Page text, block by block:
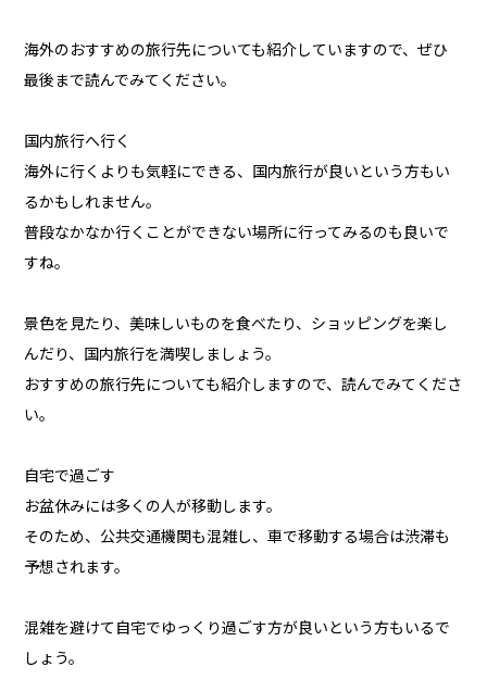
海外のおすすめの旅行先についても紹介していますので、ぜひ
最後まで読んでみてください。
国内旅行へ行く
海外に行くよりも気軽にできる、国内旅行が良いという方もい
るかもしれません。
普段なかなか行くことができない場所に行ってみるのも良いで
すね。
景色を見たり、美味しいものを食べたり、ショッピングを楽し
んだり、国内旅行を満喫しましょう。
おすすめの旅行先についても紹介しますので、読んでみてくださ
い。
自宅で過ごす
お盆休みには多くの人が移動します。
そのため、公共交通機関も混雑し、車で移動する場合は渋滞も
予想されます。
混雑を避けて自宅でゆっくり過ごす方が良いという方もいるで
しょう。